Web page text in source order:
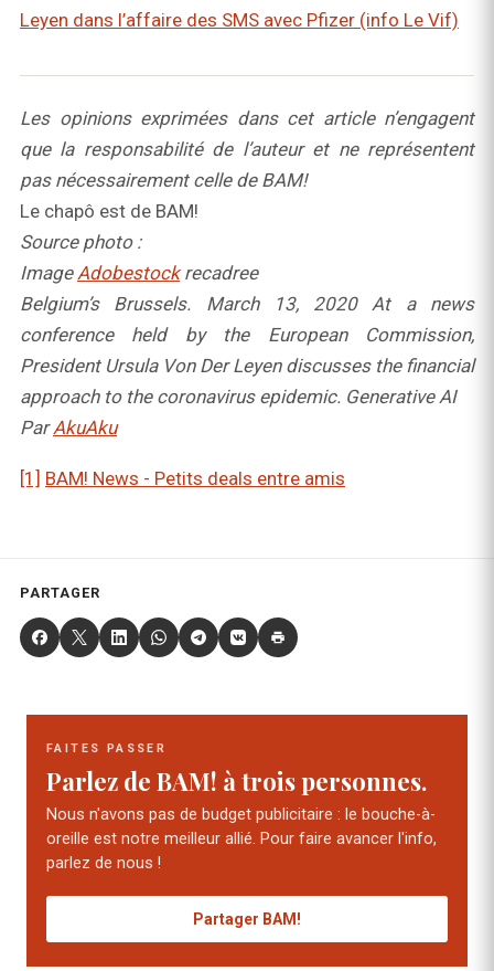
Leyen dans l’affaire des SMS avec Pfizer (info Le Vif)
Les opinions exprimées dans cet article n’engagent
que la responsabilité de l’auteur et ne représentent
pas nécessairement celle de BAM!
Le chapô est de BAM!
Source photo :
ImageAdobestockrecadree
Belgium’s Brussels. March 13, 2020 At a news
conference held by the European Commission,
President Ursula Von Der Leyen discusses the financial
approach to the coronavirus epidemic. Generative AI
ParAkuAku
[1] BAM! News - Petits deals entre amis
PARTAGER
FAITES PASSER
Parlez de BAM! à trois personnes.
Nous n'avons pas de budget publicitaire : le bouche-à-
oreille est notre meilleur allié. Pour faire avancer l'info,
parlez de nous !
Partager BAM!